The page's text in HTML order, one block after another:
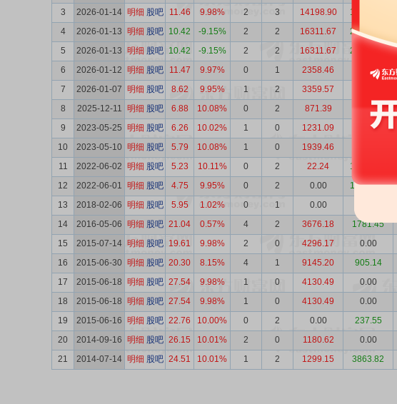
3
2026-01-14 明细 股吧 11.46 9.98% 2 3 14198.90 16561.09
4
2026-01-13 明细 股吧 10.42 -9.15% 2 2 16311.67 21029.65
5
2026-01-13 明细 股吧 10.42 -9.15% 2 2 16311.67 21029.65
6
2026-01-12 明细 股吧 11.47 9.97% 0 1 2358.46 4140.55
7
2026-01-07 明细 股吧 8.62 9.95% 1 2 3359.57
8
2025-12-11 明细 股吧 6.88 10.08% 0 2 871.39 3955.67
9
2023-05-25 明细 股吧 6.26 10.02% 1 0 1231.09 0.00
10
2023-05-10 明细 股吧 5.79 10.08% 1 0 1939.46
11
2022-06-02 明细 股吧 5.23 10.11% 0 2 22.24 11015.29
12
2022-06-01 明细 股吧 4.75 9.95% 0 2 0.00 10829.15
13
2018-02-06 明细 股吧 5.95 1.02% 0 1 0.00
14
2016-05-06 明细 股吧 21.04 0.57% 4 2 3676.18 1781.45
15
2015-07-14 明细 股吧 19.61 9.98% 2 0 4296.17 0.00
16
2015-06-30 明细 股吧 20.30 8.15% 4 1 9145.20 905.14
17
2015-06-18 明细 股吧 27.54 9.98% 1 0 4130.49 0.00
18
2015-06-18 明细 股吧 27.54 9.98% 1 0 4130.49 0.00
19
2015-06-16 明细 股吧 22.76 10.00% 0 2 0.00 237.55
20
2014-09-16 明细 股吧 26.15 10.01% 2 0 1180.62 0.00
21
2014-07-14 明细 股吧 24.51 10.01% 1 2 1299.15 3863.82